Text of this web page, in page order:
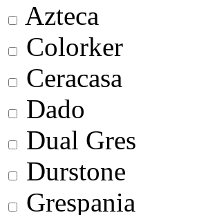
Azteca
Colorker
Ceracasa
Dado
Dual Gres
Durstone
Grespania